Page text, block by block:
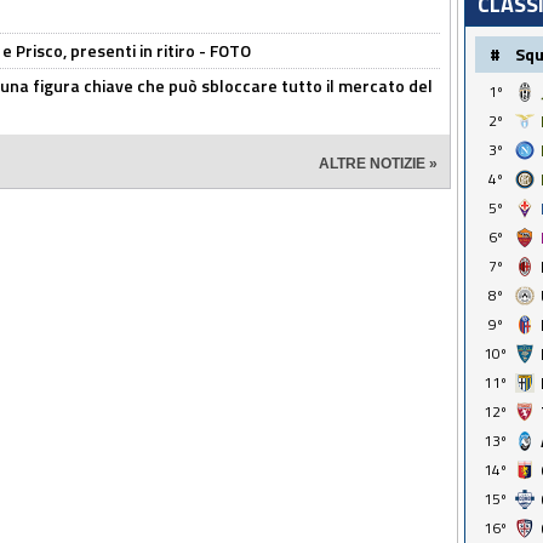
Prisco, presenti in ritiro - FOTO
figura chiave che può sbloccare tutto il mercato del
ALTRE NOTIZIE »
#
1º
2º
3º
4º
5º
6º
7º
8º
9º
10º
11º
12º
13º
14º
15º
16º